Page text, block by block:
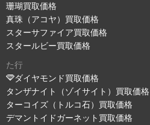
珊瑚買取価格
真珠（アコヤ）買取価格
スターサファイア買取価格
スタールビー買取価格
た行
ダイヤモンド買取価格
タンザナイト（ゾイサイト）買取価格
ターコイズ（トルコ石）買取価格
デマントイドガーネット買取価格